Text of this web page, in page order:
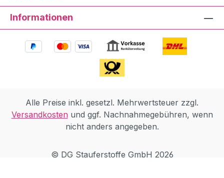
Informationen
Alle Preise inkl. gesetzl. Mehrwertsteuer zzgl.
Versandkosten und ggf. Nachnahmegebühren, wenn
nicht anders angegeben.
© DG Stauferstoffe GmbH 2026